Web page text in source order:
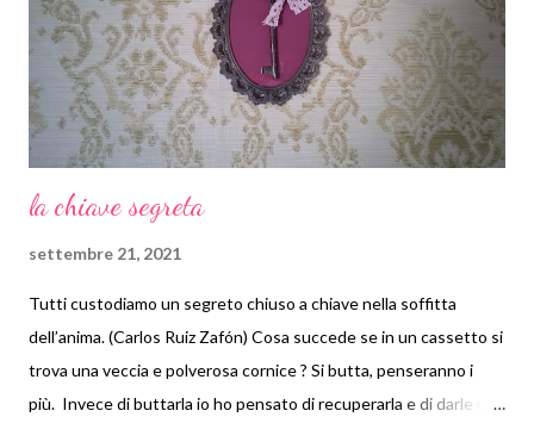
la chiave segreta
settembre 21, 2021
Tutti custodiamo un segreto chiuso a chiave nella soffitta
dell’anima. (Carlos Ruiz Zafón) Cosa succede se in un cassetto si
trova una veccia e polverosa cornice ? Si butta, penseranno i
più. Invece di buttarla io ho pensato di recuperarla e di darle una